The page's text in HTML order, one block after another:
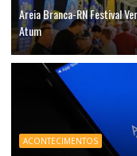
Areia Branca-RN Festival
Atum
ACONTECIMENTOS